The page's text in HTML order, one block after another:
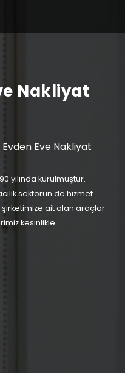
Nakliyat
Eve Nakliyat
yılında kurulmuştur.
sektörün de hizmet
ait olan araçlar
kesinlikle